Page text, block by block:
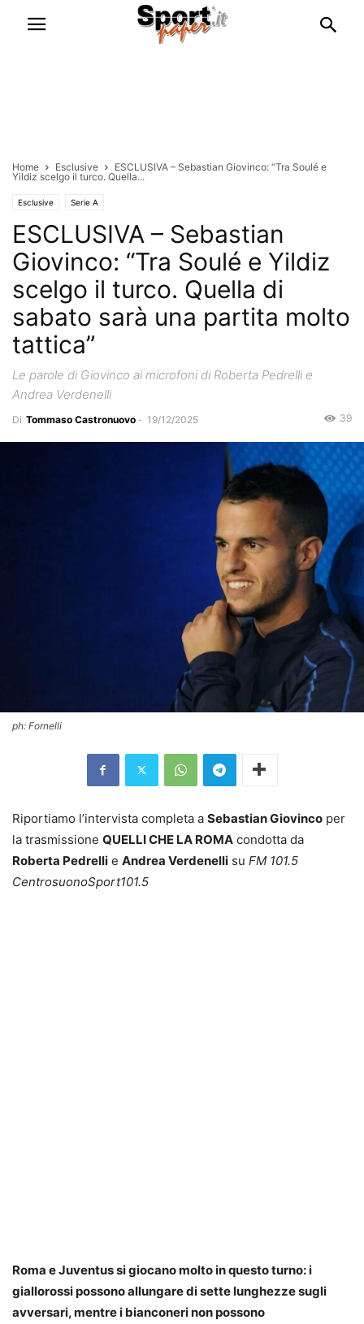
Home Esclusive
ESCLUSIVA – Sebastian Giovinco: “Tra Soulé e
Yildiz scelgo il turco. Quella...
Esclusive Serie A
ESCLUSIVA – Sebastian
Giovinco: “Tra Soulé e Yildiz
scelgo il turco. Quella di
sabato sarà una partita molto
tattica”
Le parole di Giovinco ai microfoni di Roberta Pedrelli e
Andrea Verdenelli
Di Tommaso Castronuovo - 19/12/2025 39
ph: Fornelli
Riportiamo l’intervista completa a Sebastian Giovinco per
la trasmissione QUELLI CHE LA ROMA condotta da
Roberta Pedrelli e Andrea Verdenelli su FM 101.5
CentrosuonoSport101.5
Roma e Juventus si giocano molto in questo turno: i
giallorossi possono allungare di sette lunghezze sugli
avversari, mentre i bianconeri non possono